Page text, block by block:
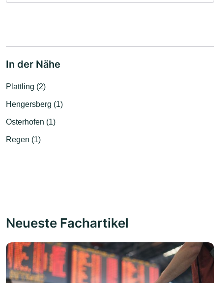
In der Nähe
Plattling (2)
Hengersberg (1)
Osterhofen (1)
Regen (1)
Neueste Fachartikel